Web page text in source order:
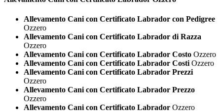
Allevamento Cani con Certificato Labrador con Pedigree
Ozzero
Allevamento Cani con Certificato Labrador di Razza
Ozzero
Allevamento Cani con Certificato Labrador Costo Ozzero
Allevamento Cani con Certificato Labrador Costi Ozzero
Allevamento Cani con Certificato Labrador Prezzi
Ozzero
Allevamento Cani con Certificato Labrador Prezzo
Ozzero
Allevamento Cani con Certificato Labrador Ozzero